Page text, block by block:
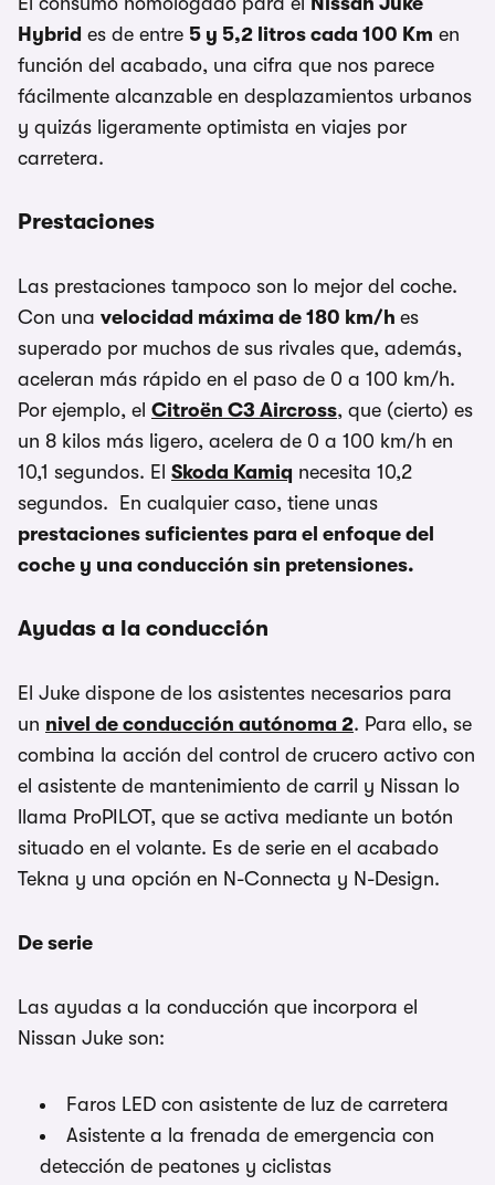
Hybrid es de entre 5 y 5,2 litros cada 100 Km en
función del acabado, una cifra que nos parece
fácilmente alcanzable en desplazamientos urbanos
y quizás ligeramente optimista en viajes por
carretera.
Prestaciones
Las prestaciones tampoco son lo mejor del coche.
Con una velocidad máxima de 180 km/h es
superado por muchos de sus rivales que, además,
aceleran más rápido en el paso de 0 a 100 km/h.
Por ejemplo, el Citroën C3 Aircross, que (cierto) es
un 8 kilos más ligero, acelera de 0 a 100 km/h en
10,1 segundos. El Skoda Kamiq necesita 10,2
segundos. En cualquier caso, tiene unas
prestaciones suficientes para el enfoque del
coche y una conducción sin pretensiones.
Ayudas a la conducción
El Juke dispone de los asistentes necesarios para
un nivel de conducción autónoma 2. Para ello, se
combina la acción del control de crucero activo con
el asistente de mantenimiento de carril y Nissan lo
llama ProPILOT, que se activa mediante un botón
situado en el volante. Es de serie en el acabado
Tekna y una opción en N-Connecta y N-Design.
De serie
Las ayudas a la conducción que incorpora el
Nissan Juke son:
Faros LED con asistente de luz de carretera
Asistente a la frenada de emergencia con
detección de peatones y ciclistas